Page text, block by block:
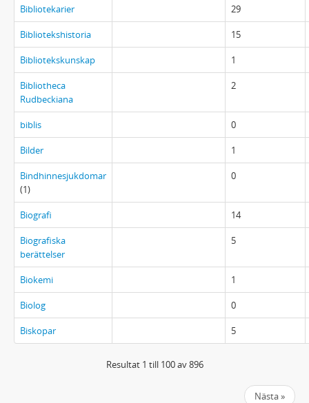
Bibliotekarier 29
Bibliotekshistoria 15
Bibliotekskunskap 1
Bibliotheca
Rudbeckiana
2
biblis 0
Bilder 1
Bindhinnesjukdomar
(1)
0
Biografi 14
Biografiska
berättelser
5
Biokemi 1
Biolog 0
Biskopar 5
Resultat 1 till 100 av 896
Nästa »